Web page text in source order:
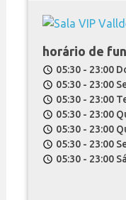
horário de
schedule 05:30 - 23:00
schedule 05:30 - 23:00
schedule 05:30 - 23:00
schedule 05:30 - 23:00
schedule 05:30 - 23:00
schedule 05:30 - 23:00
schedule 05:30 - 23:00